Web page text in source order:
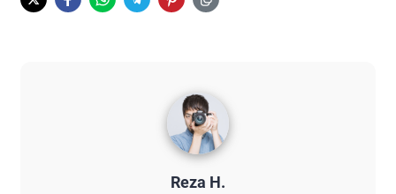
Reza H.